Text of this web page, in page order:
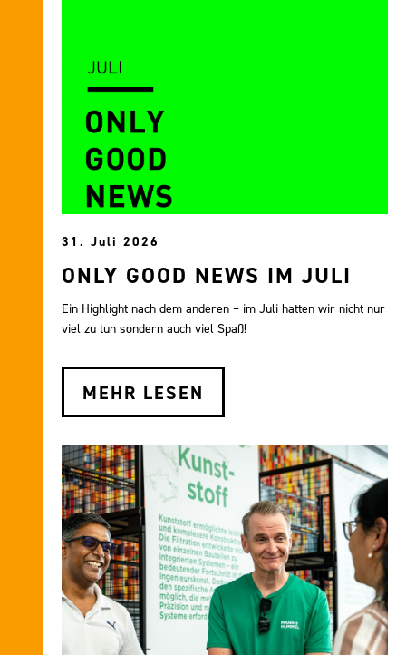
31. Juli 2026
ONLY GOOD NEWS IM JULI
Ein Highlight nach dem anderen – im Juli hatten wir nicht nur
viel zu tun sondern auch viel Spaß!
MEHR LESEN